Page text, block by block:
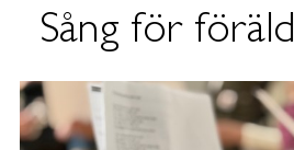
Sång för